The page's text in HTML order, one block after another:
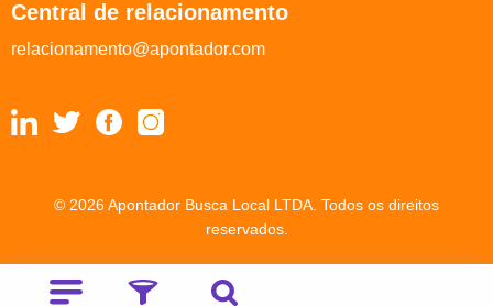
Central de relacionamento
relacionamento@apontador.com
© 2026 Apontador Busca Local LTDA. Todos os direitos
reservados.